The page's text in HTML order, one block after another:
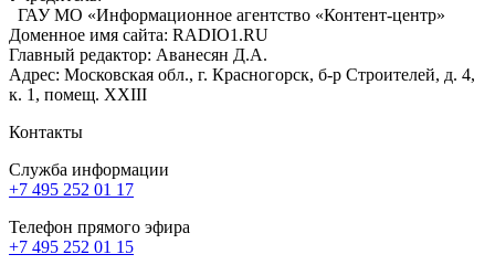
ГАУ МО «Информационное агентство «Контент-центр»
Доменное имя сайта: RADIO1.RU
Главный редактор: Аванесян Д.А.
Адрес: Московская обл., г. Красногорск, б-р Строителей, д. 4,
к. 1, помещ. XXIII
Контакты
Служба информации
+7 495 252 01 17
Телефон прямого эфира
+7 495 252 01 15